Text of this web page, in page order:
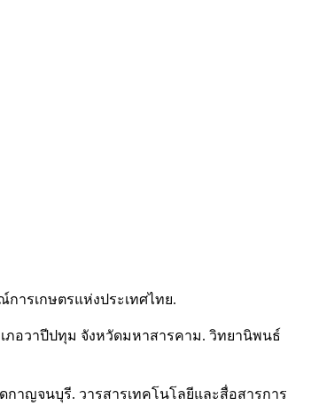
ารเกษตรแห่งประเทศไทย.
ภอวาปีปทุม จังหวัดมหาสารคาม. วิทยานิพนธ์
กาญจนบุรี. วารสารเทคโนโลยีและสื่อสารการ